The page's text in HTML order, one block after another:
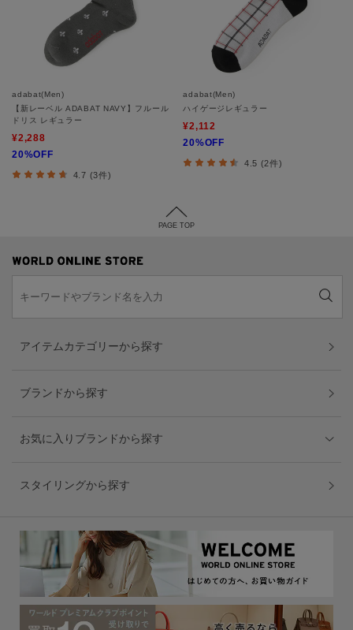
adabat(Men)
【新レーベル ADABAT NAVY】フルール
ドリス レギュラー
¥2,288
20%OFF
4.7 (3件)
adabat(Men)
ハイゲージレギュラー
¥2,112
20%OFF
4.5 (2件)
PAGE TOP
アイテムカテゴリーから探す
ブランドから探す
お気に入りブランドから探す
スタイリングから探す